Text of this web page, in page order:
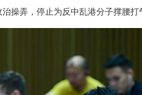
操弄，停止为反中乱港分子撑腰打